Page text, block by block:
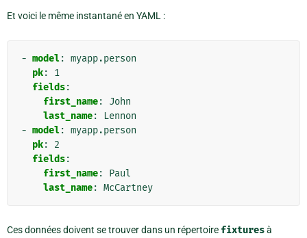
Et voici le même instantané en YAML :
- model: myapp.person
pk:
1
fields:
first_name:
John
last_name:
Lennon
- model: myapp.person
pk:
2
fields:
first_name:
Paul
last_name: McCartney
Ces données doivent se trouver dans un répertoire fixturesà